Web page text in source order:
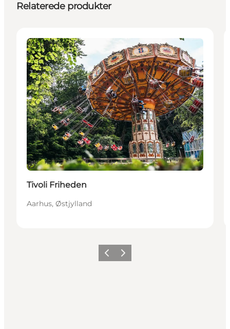
Relaterede produkter
Bæredygtige oplevelser
Attraktioner
Tivoli Friheden
Aarhus, Østjylland
ForrigeNæste